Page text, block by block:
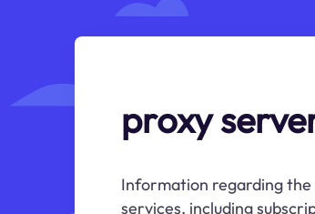
proxy
Information regarding
services, including